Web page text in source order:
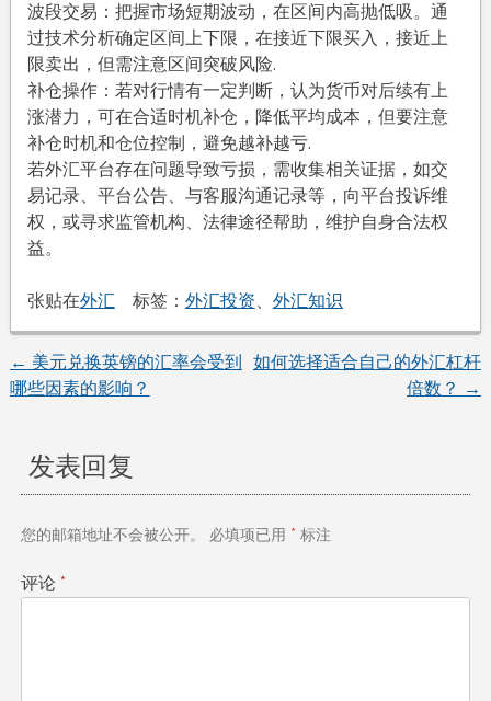
波段交易：把握市场短期波动，在区间内高抛低吸。通
过技术分析确定区间上下限，在接近下限买入，接近上
限卖出，但需注意区间突破风险.
补仓操作：若对行情有一定判断，认为货币对后续有上
涨潜力，可在合适时机补仓，降低平均成本，但要注意
补仓时机和仓位控制，避免越补越亏.
若外汇平台存在问题导致亏损，需收集相关证据，如交
易记录、平台公告、与客服沟通记录等，向平台投诉维
权，或寻求监管机构、法律途径帮助，维护自身合法权
益。
张贴在外汇 标签： 外汇投资、 外汇知识
文
导
航
← 美元兑换英镑的汇率会受到
哪些因素的影响？
如何选择适合自己的外汇杠杆
倍数？ →
发表回复
您的邮箱地址不会被公开。 必填项已用 * 标注
评论 *